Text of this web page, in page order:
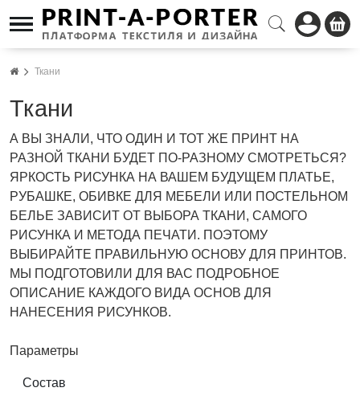
Ткани
Ткани
А ВЫ ЗНАЛИ, ЧТО ОДИН И ТОТ ЖЕ ПРИНТ НА
РАЗНОЙ ТКАНИ БУДЕТ ПО-РАЗНОМУ СМОТРЕТЬСЯ?
ЯРКОСТЬ РИСУНКА НА ВАШЕМ БУДУЩЕМ ПЛАТЬЕ,
РУБАШКЕ, ОБИВКЕ ДЛЯ МЕБЕЛИ ИЛИ ПОСТЕЛЬНОМ
БЕЛЬЕ ЗАВИСИТ ОТ ВЫБОРА ТКАНИ, САМОГО
РИСУНКА И МЕТОДА ПЕЧАТИ. ПОЭТОМУ
ВЫБИРАЙТЕ ПРАВИЛЬНУЮ ОСНОВУ ДЛЯ ПРИНТОВ.
МЫ ПОДГОТОВИЛИ ДЛЯ ВАС ПОДРОБНОЕ
ОПИСАНИЕ КАЖДОГО ВИДА ОСНОВ ДЛЯ
НАНЕСЕНИЯ РИСУНКОВ.
Параметры
Состав